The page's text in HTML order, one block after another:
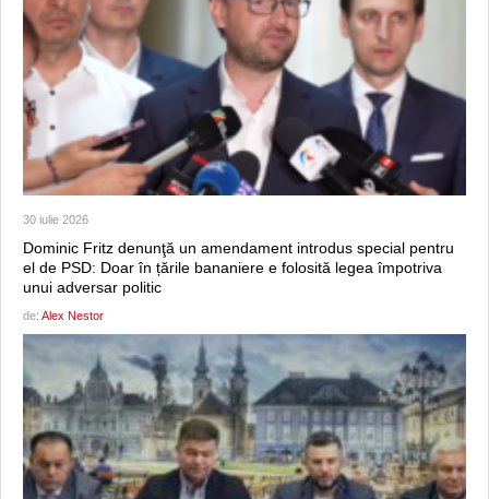
30 iulie 2026
Dominic Fritz denunţă un amendament introdus special pentru
el de PSD: Doar în țările bananiere e folosită legea împotriva
unui adversar politic
de: Alex Nestor